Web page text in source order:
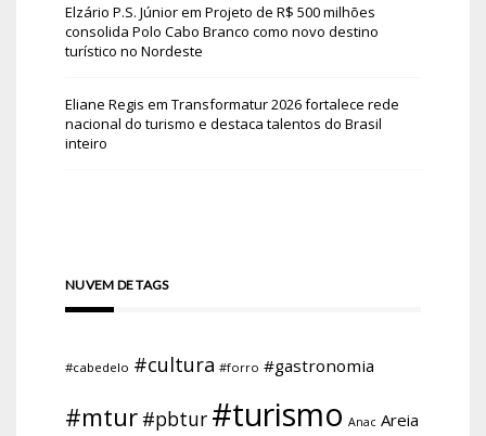
Elzário P.S. Júniorem Projeto de R$ 500 milhões
consolida Polo Cabo Branco como novo destino
turístico no Nordeste
Eliane Regis em Transformatur 2026 fortalece rede
nacional do turismo e destaca talentos do Brasil
inteiro
NUVEM DE TAGS
#cabedelo #cultura #forro #gastronomia
#mtur #pbtur #turismo Anac Areia